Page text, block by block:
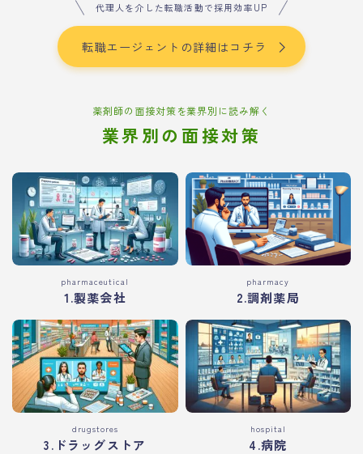
代理人を介した転職活動で採用効率UP
転職エージェントの詳細はコチラ
薬剤師の面接対策を業界別に読み解く
業界別の面接対策
pharmaceutical
1.製薬会社
pharmacy
2.調剤薬局
drugstores
3.ドラッグストア
hospital
4.病院